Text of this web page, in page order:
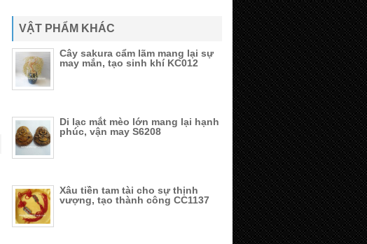
VẬT PHẨM KHÁC
Cây sakura cẩm lãm mang lại sự
may mắn, tạo sinh khí KC012
Di lạc mắt mèo lớn mang lại hạnh
phúc, vận may S6208
Xâu tiền tam tài cho sự thịnh
vượng, tạo thành công CC1137